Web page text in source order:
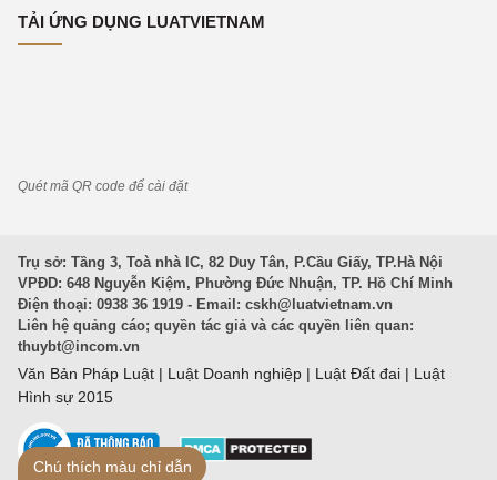
TẢI ỨNG DỤNG LUATVIETNAM
Quét mã QR code để cài đặt
Trụ sở: Tầng 3, Toà nhà IC, 82 Duy Tân, P.Cầu Giấy, TP.Hà Nội
VPĐD: 648 Nguyễn Kiệm, Phường Đức Nhuận, TP. Hồ Chí Minh
Điện thoại: 0938 36 1919 - Email: cskh@luatvietnam.vn
Liên hệ quảng cáo; quyền tác giả và các quyền liên quan:
thuybt@incom.vn
Văn Bản Pháp Luật | Luật Doanh nghiệp | Luật Đất đai | Luật
Hình sự 2015
Chú thích màu chỉ dẫn